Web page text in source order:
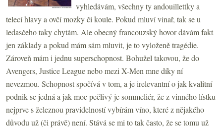
vyhledávám, všechny ty andouillettky a
telecí hlavy a ovčí mozky či koule. Pokud mluví vinař, tak se u
ledasčeho taky chytám. Ale obecný francouzský hovor dávám fakt
jen základy a pokud mám sám mluvit, je to vyloženě tragédie.
Zároveň mám i jednu superschopnost. Bohužel takovou, že do
Avengers, Justice League nebo mezi X-Men mne díky ní
nevezmou. Schopnost spočívá v tom, a je irelevantní o jak kvalitní
podnik se jedná a jak moc pečlivý je sommeliér, že z vinného lístku
nejprve s železnou pravidelností vybírám víno, které z nějakého
důvodu už (či právě) není. Stává se mi to tak často, že se tomu už